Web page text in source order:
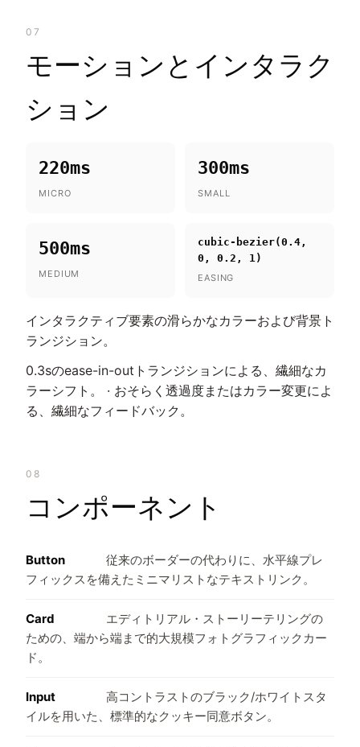
07
モーションとインタラク
ション
220ms
MICRO
300ms
SMALL
500ms
MEDIUM
cubic-bezier(0.4,
0, 0.2, 1)
EASING
インタラクティブ要素の滑らかなカラーおよび背景ト
ランジション。
0.3sのease-in-outトランジションによる、繊細なカ
ラーシフト。 · おそらく透過度またはカラー変更によ
る、繊細なフィードバック。
08
コンポーネント
Button
従来のボーダーの代わりに、水平線プレ
フィックスを備えたミニマリストなテキストリンク。
Card
エディトリアル・ストーリーテリングの
ための、端から端まで的大規模フォトグラフィックカー
ド。
Input
高コントラストのブラック/ホワイトスタ
イルを用いた、標準的なクッキー同意ボタン。